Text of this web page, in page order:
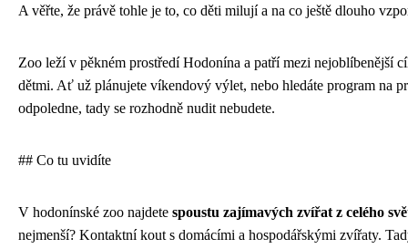
A věřte, že právě tohle je to, co děti milují a na co ještě dlouho
Zoo leží v pěkném prostředí Hodonína a patří mezi nejoblíbenější
dětmi. Ať už plánujete víkendový výlet, nebo hledáte program na
odpoledne, tady se rozhodně nudit nebudete.
## Co tu uvidíte
V hodonínské zoo najdete spoustu zajímavých zvířat z celého
nejmenší? Kontaktní kout s domácími a hospodářskými zvířaty.